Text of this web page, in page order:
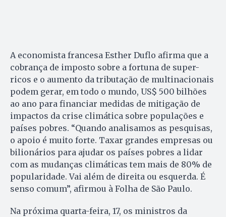
A economista francesa Esther Duflo afirma que a
cobrança de imposto sobre a fortuna de super-
ricos e o aumento da tributação de multinacionais
podem gerar, em todo o mundo, US$ 500 bilhões
ao ano para financiar medidas de mitigação de
impactos da crise climática sobre populações e
países pobres. “Quando analisamos as pesquisas,
o apoio é muito forte. Taxar grandes empresas ou
bilionários para ajudar os países pobres a lidar
com as mudanças climáticas tem mais de 80% de
popularidade. Vai além de direita ou esquerda. É
senso comum”, afirmou à Folha de São Paulo.
Na próxima quarta-feira, 17, os ministros da